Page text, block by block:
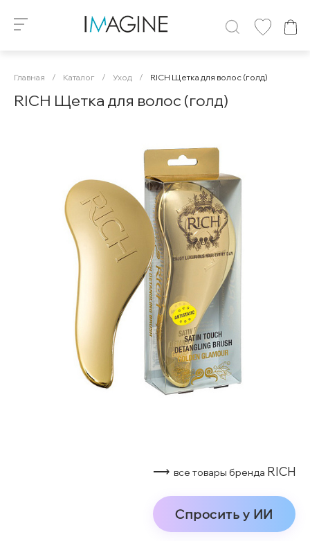
Главная / Каталог / Уход / RICH Щетка для волос (голд)
RICH Щетка для волос (голд)
⟶ все товары бренда RICH
Спросить у ИИ